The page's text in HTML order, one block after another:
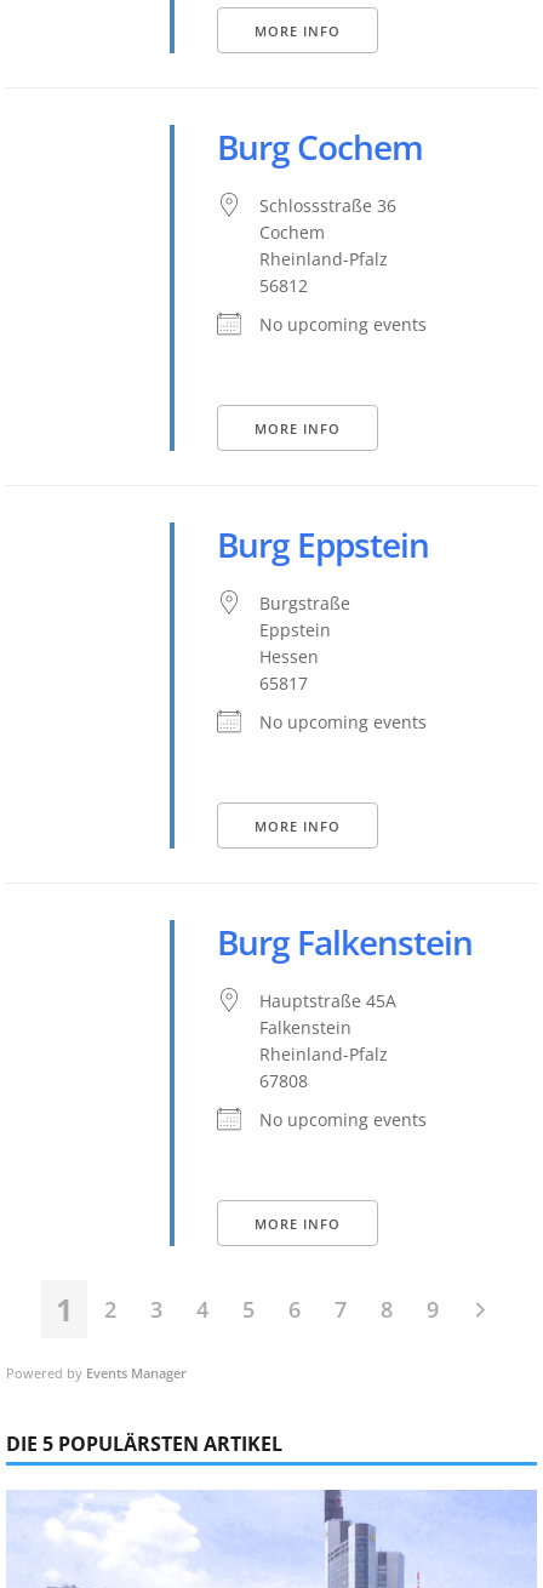
MORE INFO
Burg Cochem
Schlossstraße 36
Cochem
Rheinland-Pfalz
56812
No upcoming events
MORE INFO
Burg Eppstein
Burgstraße
Eppstein
Hessen
65817
No upcoming events
MORE INFO
Burg Falkenstein
Hauptstraße 45A
Falkenstein
Rheinland-Pfalz
67808
No upcoming events
MORE INFO
1 2 3 4 5 6 7 8 9
Powered by Events Manager
DIE 5 POPULÄRSTEN ARTIKEL